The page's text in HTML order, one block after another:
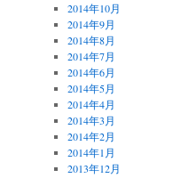
2014年10月
2014年9月
2014年8月
2014年7月
2014年6月
2014年5月
2014年4月
2014年3月
2014年2月
2014年1月
2013年12月